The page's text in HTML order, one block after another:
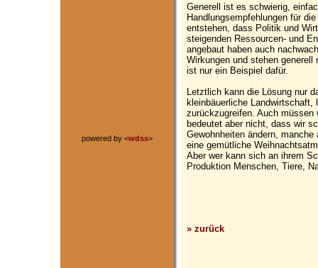
powered by <wdss>
Generell ist es schwierig,
Handlungsempfehlungen für
entstehen, dass Politik und
steigenden Ressourcen- und
angebaut haben auch
Wirkungen und stehen
ist nur ein Beispiel dafür.
Letztlich kann die Lösung nur
kleinbäuerliche
zurückzugreifen. Auch
bedeutet aber nicht, dass wir
Gewohnheiten ändern,
eine gemütliche
Aber wer kann sich an ihrem
Produktion Menschen, Tiere,
» zurück